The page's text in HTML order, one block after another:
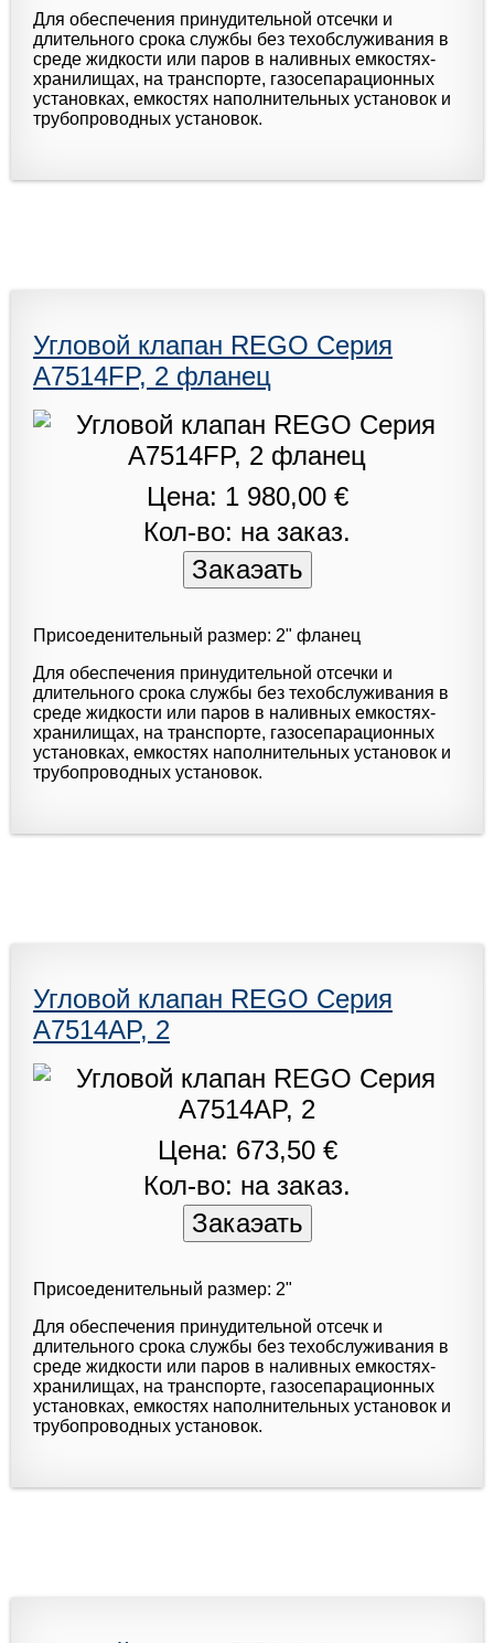
Для обеспечения принудительной отсечки и
длительного срока службы без техобслуживания в
среде жидкости или паров в наливных емкостях-
хранилищах, на транспорте, газосепарационных
установках, емкостях наполнительных установок и
трубопроводных установок.
Угловой клапан REGO Серия
A7514FP, 2 фланец
Цена: 1 980,00 €
Кол-во: на заказ.
Присоеденительный размер: 2" фланец
Для обеспечения принудительной отсечки и
длительного срока службы без техобслуживания в
среде жидкости или паров в наливных емкостях-
хранилищах, на транспорте, газосепарационных
установках, емкостях наполнительных установок и
трубопроводных установок.
Угловой клапан REGO Серия
A7514AP, 2
Цена: 673,50 €
Кол-во: на заказ.
Присоеденительный размер: 2"
Для обеспечения принудительной отсечк и
длительного срока службы без техобслуживания в
среде жидкости или паров в наливных емкостях-
хранилищах, на транспорте, газосепарационных
установках, емкостях наполнительных установок и
трубопроводных установок.